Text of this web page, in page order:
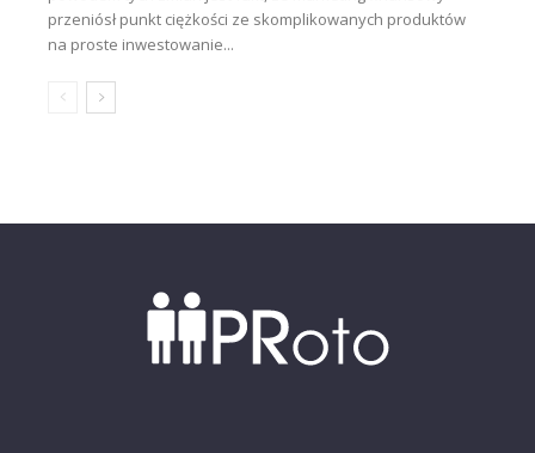
przeniósł punkt ciężkości ze skomplikowanych produktów
na proste inwestowanie...